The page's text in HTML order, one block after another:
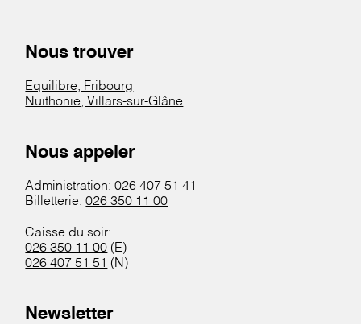
Nous trouver
Equilibre, Fribourg
Nuithonie, Villars-sur-Glâne
Nous appeler
Administration:026 407 51 41
Billetterie:026 350 11 00
Caisse du soir:
026 350 11 00 (E)
026 407 51 51 (N)
Newsletter